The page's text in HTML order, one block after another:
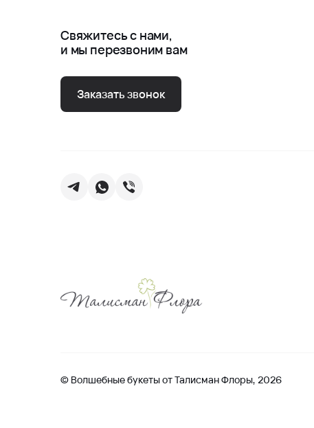
Свяжитесь с нами,
и мы перезвоним вам
Заказать звонок
© Волшебные букеты от Талисман Флоры, 2026